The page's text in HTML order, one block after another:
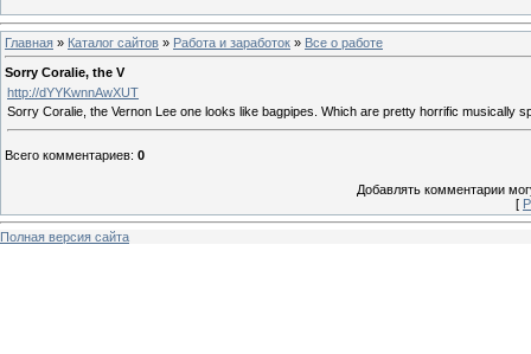
Главная » Каталог сайтов » Работа и заработок » Все о работе
Sorry Coralie, the V
http://dYYKwnnAwXUT
Sorry Coralie, the Vernon Lee one looks like bagpipes. Which are pretty horrific
Всего комментариев: 0
Добавлять комментарии
[
Полная версия сайта